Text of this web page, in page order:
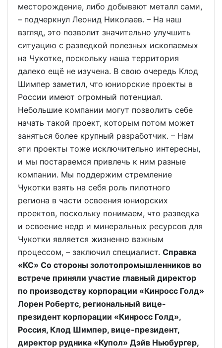
месторождение, либо добывают металл сами,
– подчеркнул Леонид Николаев. – На наш
взгляд, это позволит значительно улучшить
ситуацию с разведкой полезных ископаемых
на Чукотке, поскольку наша территория
далеко ещё не изучена. В свою очередь Клод
Шимпер заметил, что юниорские проекты в
России имеют огромный потенциал.
Небольшие компании могут позволить себе
начать такой проект, которым потом может
заняться более крупный разработчик. – Нам
эти проекты тоже исключительно интересны,
и мы постараемся привлечь к ним разные
компании. Мы поддержим стремление
Чукотки взять на себя роль пилотного
региона в части освоения юниорских
проектов, поскольку понимаем, что разведка
и освоение недр и минеральных ресурсов для
Чукотки является жизненно важным
процессом, – заключил специалист. Справка
«КС» Со стороны золотопромышленников во
встрече приняли участие главный директор
по производству корпорации «Кинросс Голд»
Лорен Робертс, региональный вице-
президент корпорации «Кинросс Голд»,
Россия, Клод Шимпер, вице-президент,
директор рудника «Купол» Дэйв Ньюбургер,